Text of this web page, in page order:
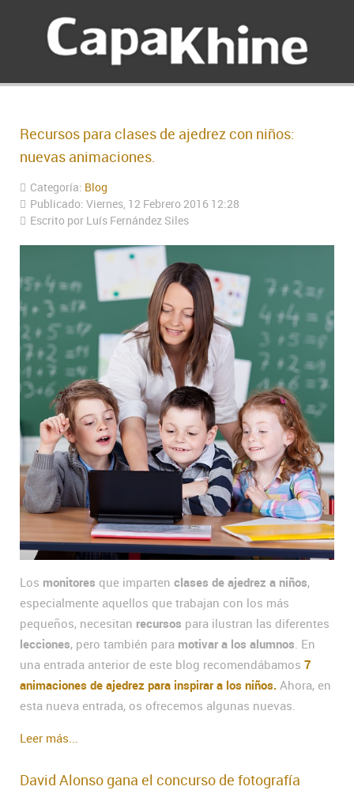
Recursos para clases de ajedrez con niños:
nuevas animaciones.
Categoría: Blog
Publicado: Viernes, 12 Febrero 2016 12:28
Escrito por Luís Fernández Siles
Los monitores que imparten clases de ajedrez a niños,
especialmente aquellos que trabajan con los más
pequeños, necesitan recursos para ilustran las diferentes
lecciones, pero también para motivar a los alumnos . En
una entrada anterior de este blog recomendábamos 7
animaciones de ajedrez para inspirar a los niños. Ahora, en
esta nueva entrada, os ofrecemos algunas nuevas.
Leer más...
David Alonso gana el concurso de fotografía